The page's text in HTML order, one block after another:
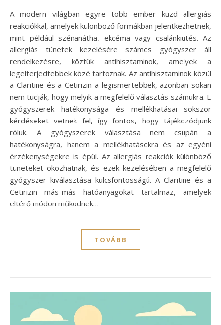
A modern világban egyre több ember küzd allergiás
reakciókkal, amelyek különböző formákban jelentkezhetnek,
mint például szénanátha, ekcéma vagy csalánkiütés. Az
allergiás tünetek kezelésére számos gyógyszer áll
rendelkezésre, köztük antihisztaminok, amelyek a
legelterjedtebbek közé tartoznak. Az antihisztaminok közül
a Claritine és a Cetirizin a legismertebbek, azonban sokan
nem tudják, hogy melyik a megfelelő választás számukra. E
gyógyszerek hatékonysága és mellékhatásai sokszor
kérdéseket vetnek fel, így fontos, hogy tájékozódjunk
róluk. A gyógyszerek választása nem csupán a
hatékonyságra, hanem a mellékhatásokra és az egyéni
érzékenységekre is épül. Az allergiás reakciók különböző
tüneteket okozhatnak, és ezek kezelésében a megfelelő
gyógyszer kiválasztása kulcsfontosságú. A Claritine és a
Cetirizin más-más hatóanyagokat tartalmaz, amelyek
eltérő módon működnek…
TOVÁBB